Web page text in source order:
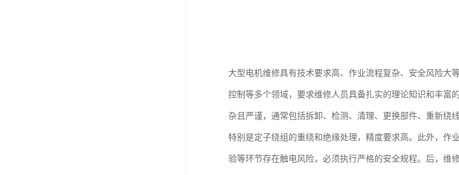
大型电机维修具有技术要求高、作业流程复杂、安全风险大
控制等多个领域，要求维修人员具备扎实的理论知识和丰富
杂且严谨，通常包括拆卸、检测、清理、更换部件、重新绕
特别是定子绕组的重绕和绝缘处理，精度要求高。此外，作
验等环节存在触电风险，必须执行严格的安全规程。后，维